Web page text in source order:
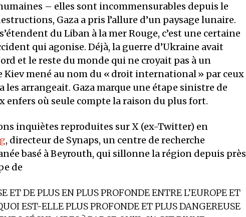
– elles sont incommensurables depuis le
Gaza a pris l’allure d’un paysage lunaire.
du Liban à la mer Rouge, c’est une certaine
qui agonise. Déjà, la guerre d’Ukraine avait
et le reste du monde qui ne croyait pas à un
Kiev mené au nom du « droit international» par ceux
les arrangeait. Gaza marque une étape sinistre de
enfers où seule compte la raison du plus fort.
inquiètes reproduites sur X (ex-Twitter) en
, directeur de Synaps, un centre de recherche
basé à Beyrouth, qui sillonne la région depuis près
de
ET DE PLUS EN PLUS PROFONDE ENTRE L’EUROPE ET
EST-ELLE PLUS PROFONDE ET PLUS DANGEREUSE